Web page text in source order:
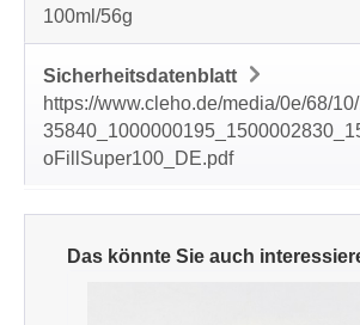
100ml/56g
Sicherheitsdatenblatt
https://www.cleho.de/media/0e/68/
oFillSuper100_DE.pdf
Produktgalerie überspringen
Das könnte Sie auch